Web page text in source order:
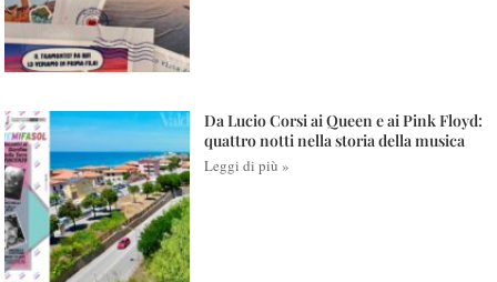
Da Lucio Corsi ai Queen e ai Pink Floyd:
quattro notti nella storia della musica
Leggi di più »